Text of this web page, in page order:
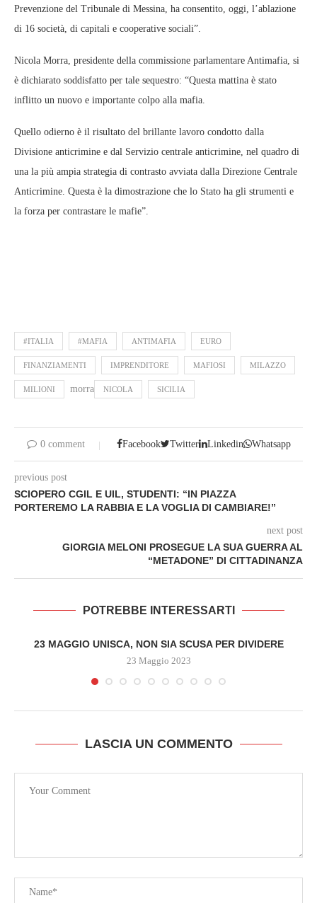
Prevenzione del Tribunale di Messina, ha consentito, oggi, l’ablazione
di 16 società, di capitali e cooperative sociali”.
Nicola Morra, presidente della commissione parlamentare Antimafia, si
è dichiarato soddisfatto per tale sequestro: “Questa mattina è stato
inflitto un nuovo e importante colpo alla mafia.
Quello odierno è il risultato del brillante lavoro condotto dalla
Divisione anticrimine e dal Servizio centrale anticrimine, nel quadro di
una la più ampia strategia di contrasto avviata dalla Direzione Centrale
Anticrimine. Questa è la dimostrazione che lo Stato ha gli strumenti e
la forza per contrastare le mafie”.
#ITALIA #MAFIA ANTIMAFIA EURO
FINANZIAMENTI IMPRENDITORE MAFIOSI MILAZZO
MILIONI morra NICOLA SICILIA
0 comment Facebook Twitter Linkedin Whatsapp
previous post
SCIOPERO CGIL E UIL, STUDENTI: “IN PIAZZA
PORTEREMO LA RABBIA E LA VOGLIA DI CAMBIARE!”
next post
GIORGIA MELONI PROSEGUE LA SUA GUERRA AL
“METADONE” DI CITTADINANZA
POTREBBE INTERESSARTI
23 MAGGIO UNISCA, NON SIA SCUSA PER DIVIDERE
23 Maggio 2023
LASCIA UN COMMENTO